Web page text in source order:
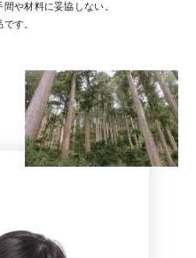
や材料に妥協しない。
す。